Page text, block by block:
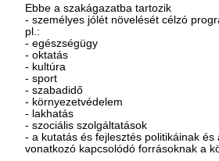
Ebbe a szakágazatba tartozik
- személyes jólét növelését célzó
pl.:
- egészségügy
- oktatás
- kultúra
- sport
- szabadidő
- környezetvédelem
- lakhatás
- szociális szolgáltatások
- a kutatás és fejlesztés politikáinak és
vonatkozó kapcsolódó forrásoknak a